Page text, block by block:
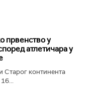
првенство у
атлетичара у
Старог континента